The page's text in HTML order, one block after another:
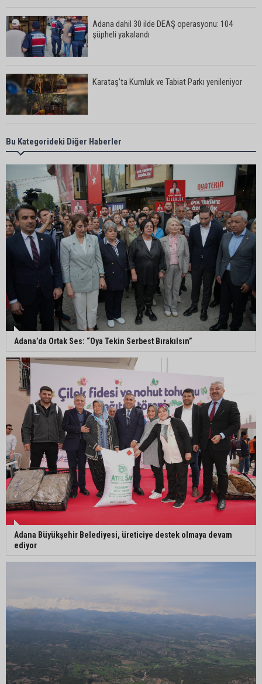
Adana dahil 30 ilde DEAŞ operasyonu: 104
şüpheli yakalandı
Karataş’ta Kumluk ve Tabiat Parkı yenileniyor
Bekir Şimşek’ten Mustafa Özkan’a ziyaret
Ceyhan’da asfalt çalışmaları sürüyor
Ceyhan’da açık hava sineması keyfi iki farklı
parkta devam ediyor
5. Yunusoğlu Futbol Turnuvası’nda final heyecanı
Ceyhan’da Necdet Sevinç Parkı’nda bakım
çalışması
Orhan Bayram’dan AK Parti’ye Yüreğir çıkışı:
“Bizim belediye meclis üyelerimize ne yaptınız?
Siz önce onu anlatın”
Bu Kategorideki Diğer Haberler
Adana’da Ortak Ses: “Oya Tekin Serbest Bırakılsın”
Adana Büyükşehir Belediyesi, üreticiye destek olmaya devam
ediyor